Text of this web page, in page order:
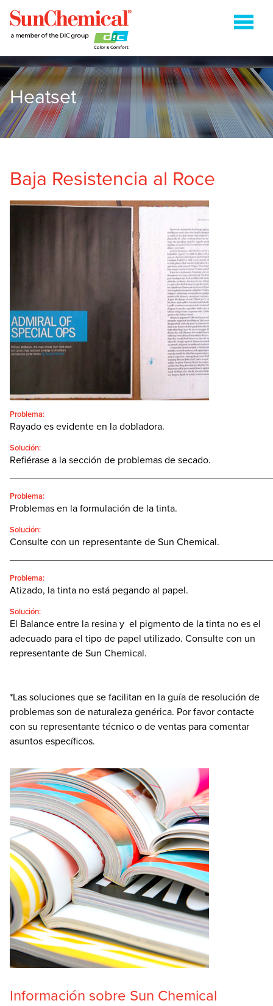
COLDSET
CURABLES DE ENERGÍA
ENVASES METÁLICOS
EMPAQUES FLEXO SOBRE PAPEL
BUSCAR:'
SEARCH
Heatset
Baja Resistencia al Roce
Problema:
Rayado es evidente en la dobladora.
Solución:
Refiérase a la sección de problemas de secado.
Problema:
Problemas en la formulación de la tinta.
Solución:
Consulte con un representante de Sun Chemical.
Problema:
Atizado, la tinta no está pegando al papel.
Solución:
El Balance entre la resina y el pigmento de la tinta no es el
adecuado para el tipo de papel utilizado. Consulte con un
representante de Sun Chemical.
*Las soluciones que se facilitan en la guía de resolución de
problemas son de naturaleza genérica. Por favor contacte
con su representante técnico o de ventas para comentar
asuntos específicos.
Información sobre Sun Chemical